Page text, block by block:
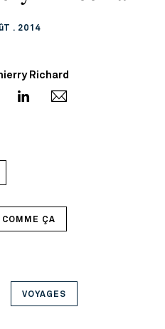
. 2014
Richard
ÇA
VOYAGES